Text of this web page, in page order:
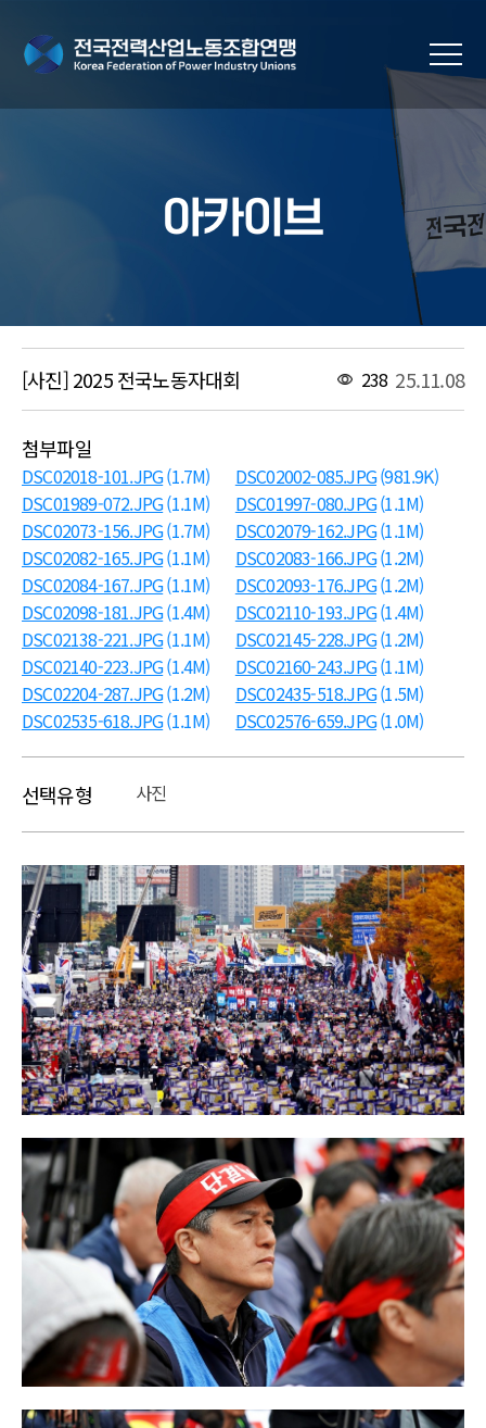
아카이브
[사진] 2025 전국노동자대회 238 25.11.08
첨부파일
DSC02018-101.JPG(1.7M) DSC02002-085.JPG(981.9K)
DSC01989-072.JPG(1.1M) DSC01997-080.JPG(1.1M)
DSC02073-156.JPG(1.7M) DSC02079-162.JPG(1.1M)
DSC02082-165.JPG(1.1M) DSC02083-166.JPG(1.2M)
DSC02084-167.JPG(1.1M) DSC02093-176.JPG(1.2M)
DSC02098-181.JPG(1.4M) DSC02110-193.JPG(1.4M)
DSC02138-221.JPG(1.1M) DSC02145-228.JPG(1.2M)
DSC02140-223.JPG(1.4M) DSC02160-243.JPG(1.1M)
DSC02204-287.JPG(1.2M) DSC02435-518.JPG(1.5M)
DSC02535-618.JPG(1.1M) DSC02576-659.JPG(1.0M)
선택유형 사진
본문